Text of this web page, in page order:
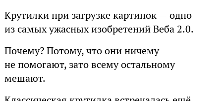
Крутилки при загрузке картинок — одно
из самых ужасных изобретений Веба 2.0.
Почему? Потому, что они ничему
не помогают, зато всему остальному
мешают.